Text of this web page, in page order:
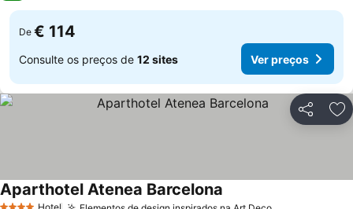
De € 114
Consulte os preços de 12 sites Ver preços
Partilhar
Hotel
Aparthotel Atenea Barcelona